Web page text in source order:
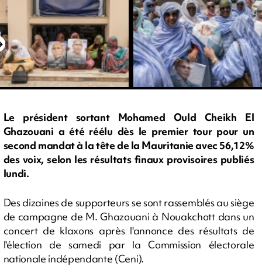
Le président sortant Mohamed Ould Cheikh El
Ghazouani a été réélu dès le premier tour pour un
second mandat à la tête de la Mauritanie avec 56,12%
des voix, selon les résultats finaux provisoires publiés
lundi.
Des dizaines de supporteurs se sont rassemblés au siège
de campagne de M. Ghazouani à Nouakchott dans un
concert de klaxons après l'annonce des résultats de
l'élection de samedi par la Commission électorale
nationale indépendante (Ceni).